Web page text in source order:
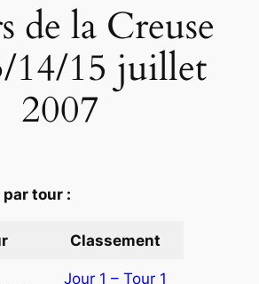
de la Creuse
14/15 juillet
2007
tour :
Classement
Jour 1 – Tour 1